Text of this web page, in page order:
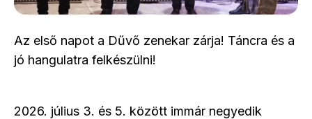
Az első napot a Dűvő zenekar zárja! Táncra és a
jó hangulatra felkészülni!
2026. július 3. és 5. között immár negyedik